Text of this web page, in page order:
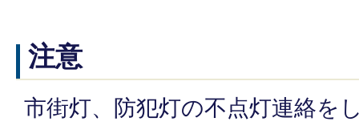
注意
市街灯、防犯灯の不点灯連絡を